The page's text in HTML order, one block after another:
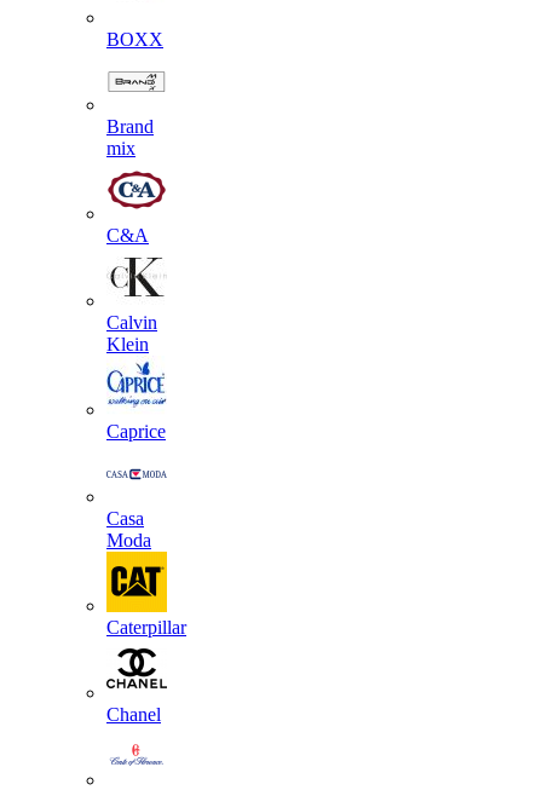
BOXX
Brand
mix
C&A
Calvin
Klein
Caprice
Casa
Moda
Caterpillar
Chanel